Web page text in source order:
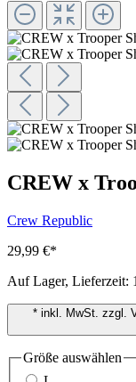
CREW x
Crew Republic
29,99 €*
Auf Lager, Lieferzeit:
* inkl. MwSt. zzgl.
Größe auswählen